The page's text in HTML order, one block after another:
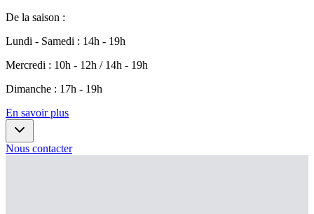
De la saison :
Lundi - Samedi : 14h - 19h
Mercredi : 10h - 12h / 14h - 19h
Dimanche : 17h - 19h
En savoir plus
Nous contacter